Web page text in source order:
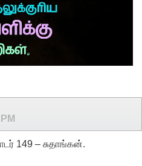
149 – சுதாங்கன்.